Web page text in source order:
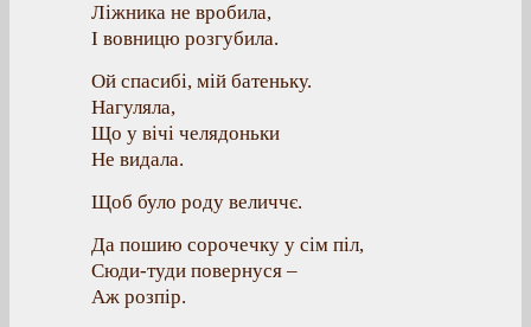
Ліжника не вробила,
І вовницю розгубила.
Ой спасибі, мій батеньку.
Нагуляла,
Що у вічі челядоньки
Не видала.
Щоб було роду величчє.
Да пошию сорочечку у сім піл,
Сюди-туди повернуся –
Аж розпір.